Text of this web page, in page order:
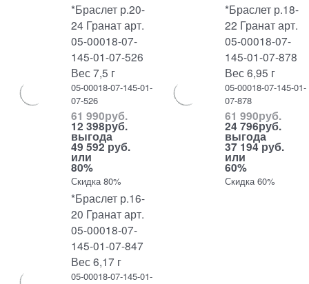
*Браслет р.20-
24 Гранат арт.
05-00018-07-
145-01-07-526
Вес 7,5 г
05-00018-07-145-01-
07-526
61 990руб.
12 398руб.
выгода
49 592 руб.
или
80%
Скидка 80%
*Браслет р.18-
22 Гранат арт.
05-00018-07-
145-01-07-878
Вес 6,95 г
05-00018-07-145-01-
07-878
61 990руб.
24 796руб.
выгода
37 194 руб.
или
60%
Скидка 60%
*Браслет р.16-
20 Гранат арт.
05-00018-07-
145-01-07-847
Вес 6,17 г
05-00018-07-145-01-